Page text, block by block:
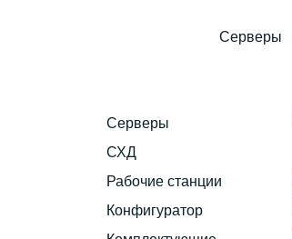
Серверы
Серверы
СХД
Рабочие станции
Конфигуратор